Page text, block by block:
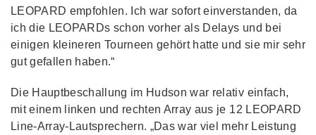
LEOPARD empfohlen. Ich war sofort einverstanden, da
ich die LEOPARDs schon vorher als Delays und bei
einigen kleineren Tourneen gehört hatte und sie mir sehr
gut gefallen haben.“
Die Hauptbeschallung im Hudson war relativ einfach,
mit einem linken und rechten Array aus je 12 LEOPARD
Line-Array-Lautsprechern. „Das war viel mehr Leistung